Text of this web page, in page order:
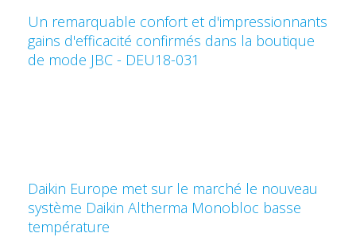
Un remarquable confort et d'impressionnants
gains d'efficacité confirmés dans la boutique
de mode JBC - DEU18-031
Daikin Europe met sur le marché le nouveau
système Daikin Altherma Monobloc basse
température